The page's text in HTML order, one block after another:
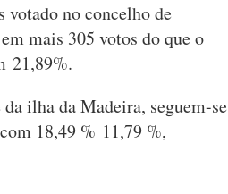
no concelho de
mais 305 votos do que o
21,89%.
ilha da Madeira, seguem-se
18,49 % 11,79 %,